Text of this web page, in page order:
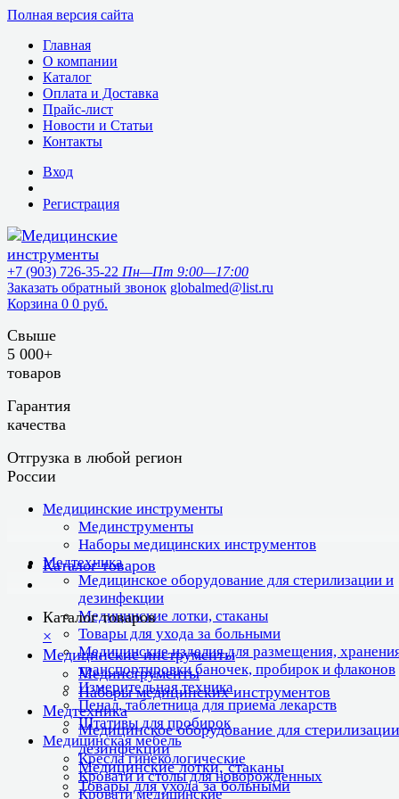
Полная версия сайта
Главная
О компании
Каталог
Оплата и Доставка
Прайс-лист
Новости и Статьи
Контакты
Вход
Регистрация
+7 (903) 726-35-22 Пн—Пт 9:00—17:00
Заказать обратный звонок globalmed@list.ru
Корзина 0 0 руб.
Свыше
5 000+
товаров
Гарантия
качества
Отгрузка в любой регион
России
Медицинские инструменты
Мединструменты
Наборы медицинских инструментов
Медтехника
Медицинское оборудование для стерилизации и
дезинфекции
Медицинские лотки, стаканы
Товары для ухода за больными
Медицинские изделия для размещения,
транспортировки баночек, пробирок и флаконов
Измерительная техника
Пенал, таблетница для приема лекарств
Штативы для пробирок
Медицинская мебель
Кресла гинекологические
Кровати и столы для новорожденных
Кровати медицинские
Каталог товаров
Каталог товаров
×
Медицинские инструменты
Мединструменты
Наборы медицинских инструментов
Медтехника
Медицинское оборудование для
дезинфекции
Медицинские лотки, стаканы
Товары для ухода за больными